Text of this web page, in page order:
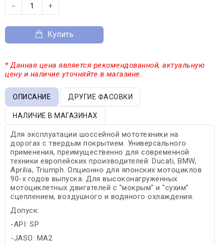
− +
Купить
* Данная цена является рекомендованной, актуальную
цену и наличие уточняйте в магазине.
ОПИСАНИЕ ДРУГИЕ ФАСОВКИ
НАЛИЧИЕ В МАГАЗИНАХ
Для эксплуатации шоссейной мототехники на
дорогах с твердым покрытием. Универсального
применения, преимущественно для современной
техники европейских производителей: Ducati, BMW,
Aprilia, Triumph. Опционно для японских мотоциклов
90-х годов выпуска. Для высоконагруженных
мотоциклетных двигателей с "мокрым" и "сухим"
сцеплением, воздушного и водяного охлаждения.
Допуск:
-API: SP
-JASO: MA2